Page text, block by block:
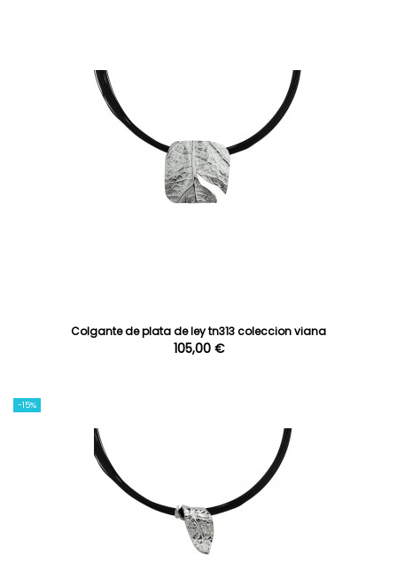
Colgante de plata de ley tn313 coleccion viana
105,00 €
-15%